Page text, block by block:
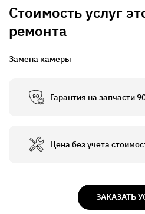
Стоимость услуг
ремонта
Замена камеры
Гарантия на запчасти
Цена без учета
ЗАКАЗАТЬ